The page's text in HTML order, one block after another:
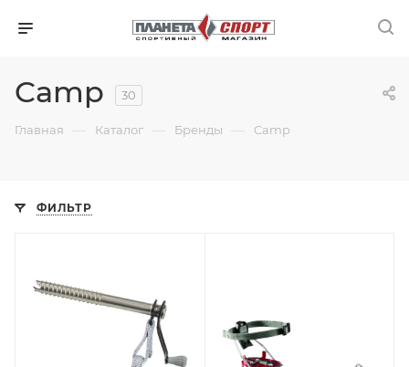
Camp 30
Главная — Каталог — Бренды — Camp
ФИЛЬТР